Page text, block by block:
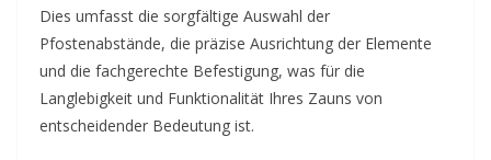
Dies umfasst die sorgfältige Auswahl der
Pfostenabstände, die präzise Ausrichtung der Elemente
und die fachgerechte Befestigung, was für die
Langlebigkeit und Funktionalität Ihres Zauns von
entscheidender Bedeutung ist.